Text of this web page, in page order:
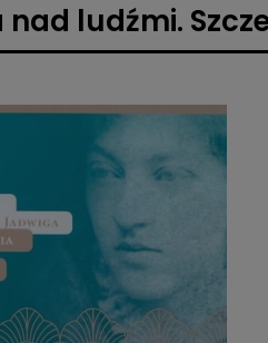
nad ludźmi.